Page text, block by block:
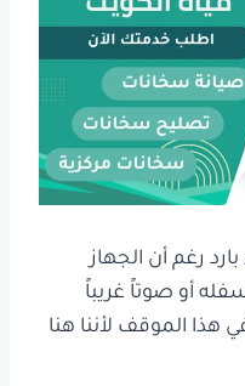
رغم أن الجهاز
أو صوتاً غريباً
الموقف لأننا هنا